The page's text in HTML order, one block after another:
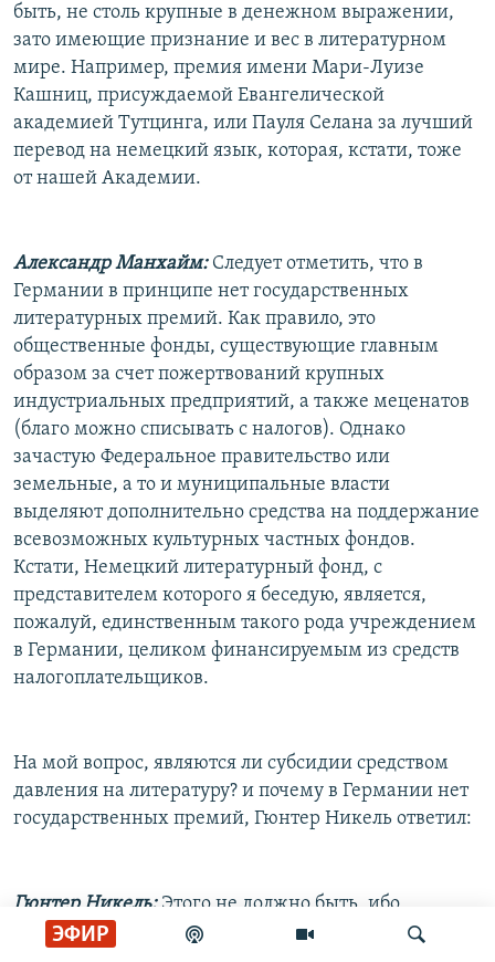
ЭФИР
быть, не столь крупные в денежном выражении,
зато имеющие признание и вес в литературном
мире. Например, премия имени Мари-Луизе
Кашниц, присуждаемой Евангелической
академией Тутцинга, или Пауля Селана за лучший
перевод на немецкий язык, которая, кстати, тоже
от нашей Академии.
Александр Манхайм:Следует отметить, что в
Германии в принципе нет государственных
литературных премий. Как правило, это
общественные фонды, существующие главным
образом за счет пожертвований крупных
индустриальных предприятий, а также меценатов
(благо можно списывать с налогов). Однако
зачастую Федеральное правительство или
земельные, а то и муниципальные власти
выделяют дополнительно средства на поддержание
всевозможных культурных частных фондов.
Кстати, Немецкий литературный фонд, с
представителем которого я беседую, является,
пожалуй, единственным такого рода учреждением
в Германии, целиком финансируемым из средств
налогоплательщиков.
На мой вопрос, являются ли субсидии средством
давления на литературу? и почему в Германии нет
государственных премий, Гюнтер Никель ответил:
Гюнтер Никель:Этого не должно быть, ибо
политика не правомочна вмешиваться в литературу